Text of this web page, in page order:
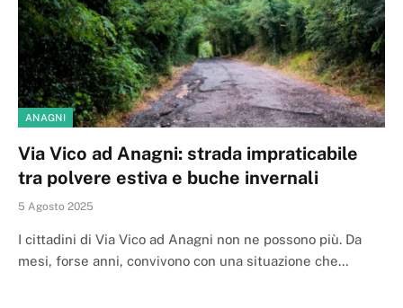
ANAGNI
Via Vico ad Anagni: strada impraticabile
tra polvere estiva e buche invernali
5 Agosto 2025
I cittadini di Via Vico ad Anagni non ne possono più. Da
mesi, forse anni, convivono con una situazione che…